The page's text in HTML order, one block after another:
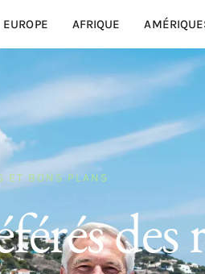
EUROPE AFRIQUE
ET BONS PLANS
des